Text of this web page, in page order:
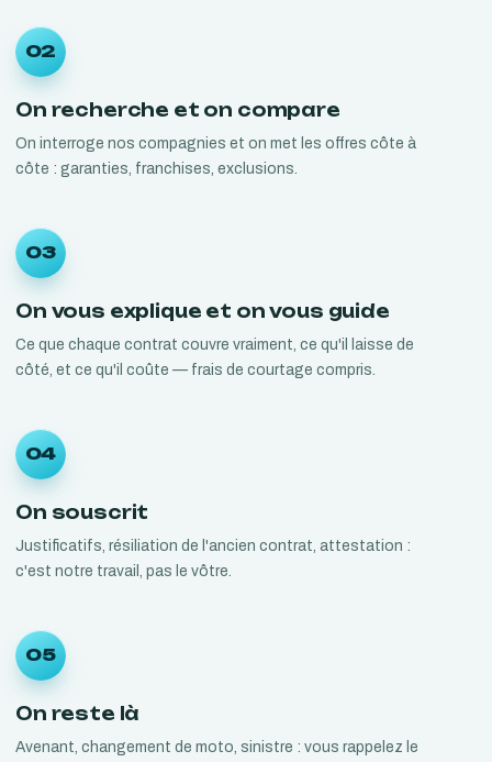
02
On recherche et on compare
On interroge nos compagnies et on met les offres côte à
côte : garanties, franchises, exclusions.
03
On vous explique et on vous guide
Ce que chaque contrat couvre vraiment, ce qu'il laisse de
côté, et ce qu'il coûte — frais de courtage compris.
04
On souscrit
Justificatifs, résiliation de l'ancien contrat, attestation :
c'est notre travail, pas le vôtre.
05
On reste là
Avenant, changement de moto, sinistre : vous rappelez le